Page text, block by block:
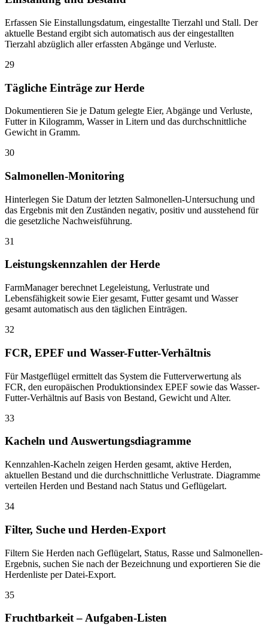
Erfassen Sie Einstallungsdatum, eingestallte Tierzahl und Stall. Der
aktuelle Bestand ergibt sich automatisch aus der eingestallten
Tierzahl abzüglich aller erfassten Abgänge und Verluste.
29
Tägliche Einträge zur Herde
Dokumentieren Sie je Datum gelegte Eier, Abgänge und Verluste,
Futter in Kilogramm, Wasser in Litern und das durchschnittliche
Gewicht in Gramm.
30
Salmonellen-Monitoring
Hinterlegen Sie Datum der letzten Salmonellen-Untersuchung und
das Ergebnis mit den Zuständen negativ, positiv und ausstehend für
die gesetzliche Nachweisführung.
31
Leistungskennzahlen der Herde
FarmManager berechnet Legeleistung, Verlustrate und
Lebensfähigkeit sowie Eier gesamt, Futter gesamt und Wasser
gesamt automatisch aus den täglichen Einträgen.
32
FCR, EPEF und Wasser-Futter-Verhältnis
Für Mastgeflügel ermittelt das System die Futterverwertung als
FCR, den europäischen Produktionsindex EPEF sowie das Wasser-
Futter-Verhältnis auf Basis von Bestand, Gewicht und Alter.
33
Kacheln und Auswertungsdiagramme
Kennzahlen-Kacheln zeigen Herden gesamt, aktive Herden,
aktuellen Bestand und die durchschnittliche Verlustrate. Diagramme
verteilen Herden und Bestand nach Status und Geflügelart.
34
Filter, Suche und Herden-Export
Filtern Sie Herden nach Geflügelart, Status, Rasse und Salmonellen-
Ergebnis, suchen Sie nach der Bezeichnung und exportieren Sie die
Herdenliste per Datei-Export.
35
Fruchtbarkeit – Aufgaben-Listen